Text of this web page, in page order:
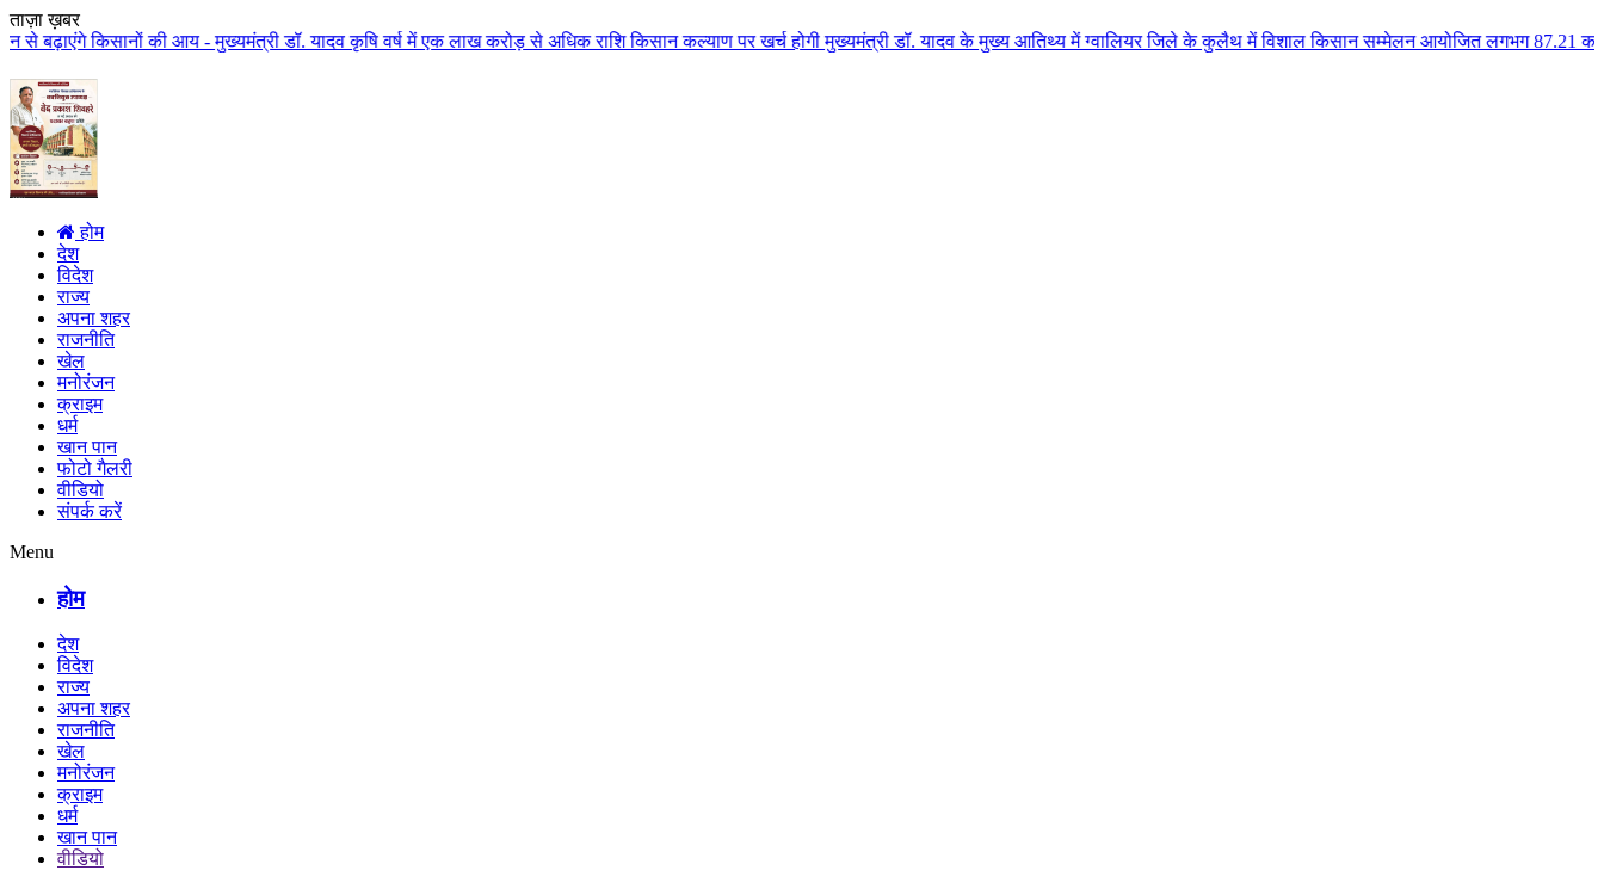
ताज़ा ख़बर
की आय - मुख्यमंत्री डॉ. यादव कृषि वर्ष में एक लाख करोड़ से अधिक राशि किसान कल्याण पर खर्च होगी मुख्यमंत्री डॉ. यादव के मुख्य आतिथ्य में ग्वालियर जिले के कुलैथ में विशाल किसान सम्मेलन आयोजित लगभग 87.21 करोड़ लागत के 41
होम
देश
विदेश
राज्य
अपना शहर
राजनीति
खेल
मनोरंजन
क्राइम
धर्म
खान पान
फोटो गैलरी
वीडियो
संपर्क करें
Menu
होम
देश
विदेश
राज्य
अपना शहर
राजनीति
खेल
मनोरंजन
क्राइम
धर्म
खान पान
वीडियो